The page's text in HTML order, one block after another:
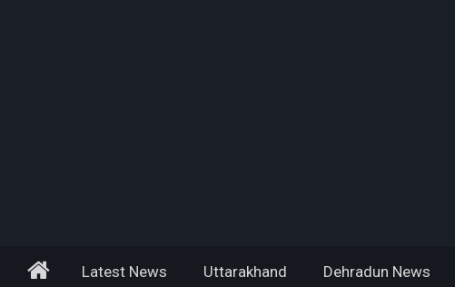
HomeLatest News Uttarakhand Dehradun News